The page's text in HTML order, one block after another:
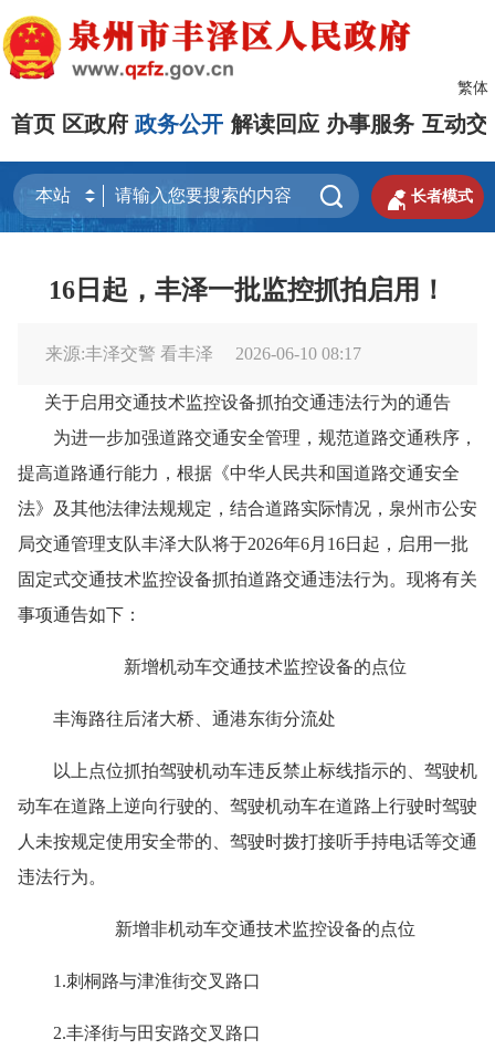
繁体
首页 区政府 政务公开 解读回应 办事服务 互动交
  长者模式
16日起，丰泽一批监控抓拍启用！
来源:丰泽交警 看丰泽 2026-06-10 08:17
关于启用交通技术监控设备抓拍交通违法行为的通告
为进一步加强道路交通安全管理，规范道路交通秩序，
提高道路通行能力，根据《中华人民共和国道路交通安全
法》及其他法律法规规定，结合道路实际情况，泉州市公安
局交通管理支队丰泽大队将于2026年6月16日起，启用一批
固定式交通技术监控设备抓拍道路交通违法行为。现将有关
事项通告如下：
新增机动车交通技术监控设备的点位
丰海路往后渚大桥、通港东街分流处
以上点位抓拍驾驶机动车违反禁止标线指示的、驾驶机
动车在道路上逆向行驶的、驾驶机动车在道路上行驶时驾驶
人未按规定使用安全带的、驾驶时拨打接听手持电话等交通
违法行为。
新增非机动车交通技术监控设备的点位
1.刺桐路与津淮街交叉路口
2.丰泽街与田安路交叉路口